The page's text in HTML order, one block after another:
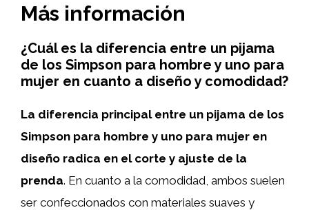
Más información
¿Cuál es la diferencia entre un pijama
de los Simpson para hombre y uno para
mujer en cuanto a diseño y comodidad?
La diferencia principal entre un pijama de los
Simpson para hombre y uno para mujer en
diseño radica en el corte y ajuste de la
prenda. En cuanto a la comodidad, ambos suelen
ser confeccionados con materiales suaves y